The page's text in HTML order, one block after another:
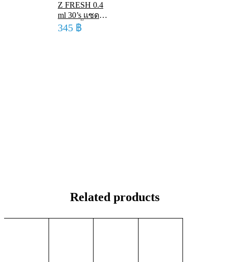
Z FRESH 0.4
ml 30’s แซด
เฟรช น้ำตา
345 ฿
Related products